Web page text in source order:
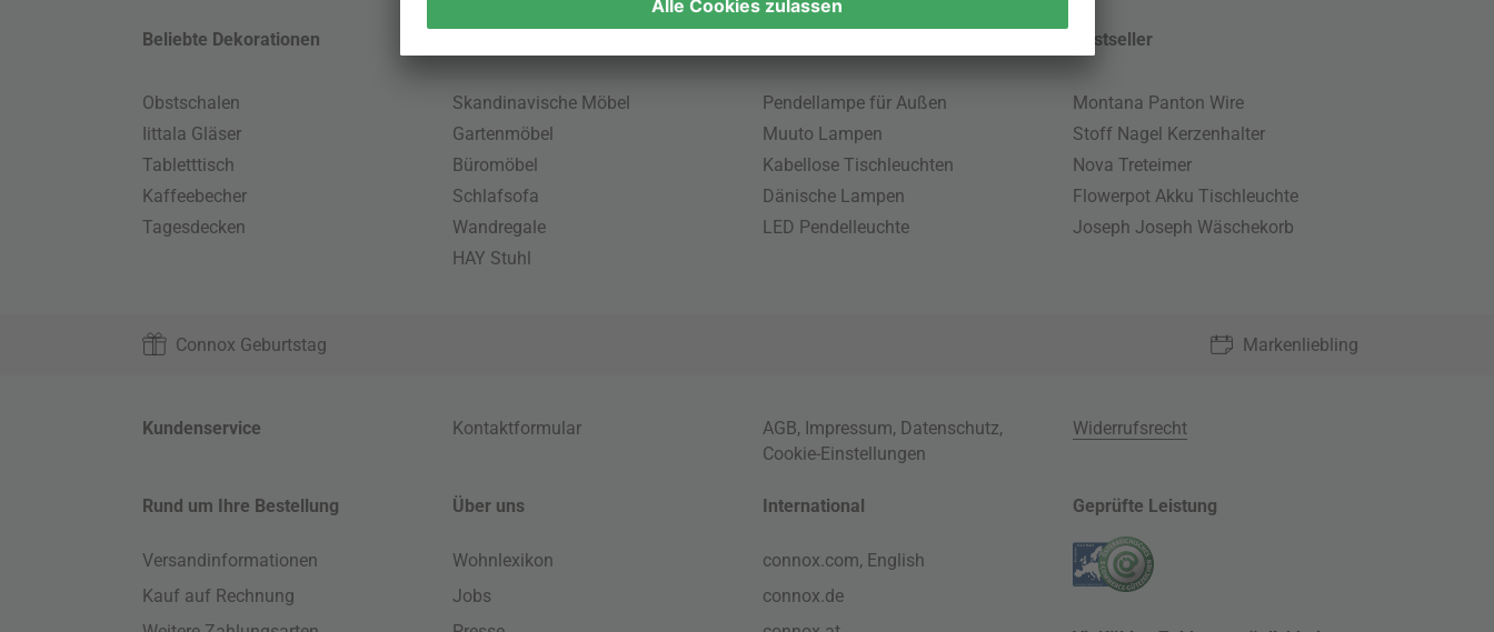
Beliebte Dekorationen
Obstschalen
Iittala Gläser
Tabletttisch
Kaffeebecher
Tagesdecken
Skandinavische Möbel
Gartenmöbel
Büromöbel
Schlafsofa
Wandregale
HAY Stuhl
Pendellampe für Außen
Muuto Lampen
Kabellose Tischleuchten
Dänische Lampen
LED Pendelleuchte
Bestseller
Montana Panton Wire
Stoff Nagel Kerzenhalter
Nova Treteimer
Flowerpot Akku Tischleuchte
Joseph Joseph Wäschekorb
Connox Geburtstag Markenliebling
Kundenservice Kontaktformular AGB, Impressum, Datenschutz,
Cookie-Einstellungen
Widerrufsrecht
Rund um Ihre Bestellung
Versandinformationen
Kauf auf Rechnung
Über uns
Wohnlexikon
Jobs
International
connox.com, English
connox.de
Geprüfte Leistung